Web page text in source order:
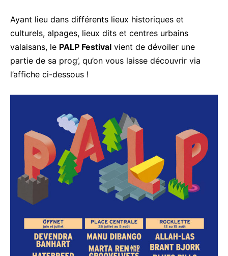
Ayant lieu dans différents lieux historiques et
culturels, alpages, lieux dits et centres urbains
valaisans, le PALP Festival vient de dévoiler une
partie de sa prog’, qu’on vous laisse découvrir via
l’affiche ci-dessous !